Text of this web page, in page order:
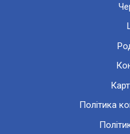
Політика